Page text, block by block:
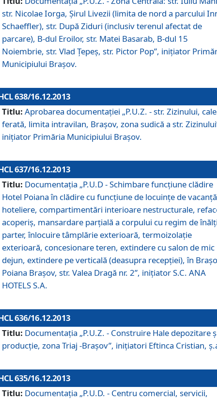
str. Nicolae Iorga, Şirul Livezii (limita de nord a parcului
Schaeffler), str. După Ziduri (inclusiv terenul afectat de
parcare), B-dul Eroilor, str. Matei Basarab, B-dul 15
Noiembrie, str. Vlad Ţepeş, str. Pictor Pop”, iniţiator
Municipiului Braşov.
638/16.12.2013
Titlu: Aprobarea documentaţiei „P.U.Z. - str. Zizinului,
ferată, limita intravilan, Braşov, zona sudică a str.
iniţiator Primăria Municipiului Braşov.
637/16.12.2013
Titlu: Documentaţia „P.U.D - Schimbare funcţiune clădire
Hotel Poiana în clădire cu funcţiune de locuinţe de
hoteliere, compartimentări interioare nestructurale,
acoperiş, mansardare parţială a corpului cu regim de
parter, înlocuire tâmplărie exterioară, termoizolaţie
exterioară, concesionare teren, extindere cu salon de mic
dejun, extindere pe verticală (deasupra recepţiei), în
Poiana Braşov, str. Valea Dragă nr. 2”, iniţiator S.C. ANA
HOTELS S.A.
636/16.12.2013
Titlu: Documentaţia „P.U.Z. - Construire Hale depozitare
producţie, zona Triaj -Braşov”, iniţiatori Eftinca Cristian,
635/16.12.2013
Titlu: Documentaţia „P.U.D. - Centru comercial, servicii,